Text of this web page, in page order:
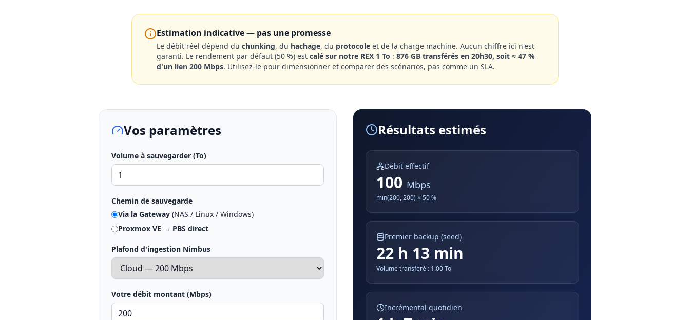
Estimation indicative — pas une promesse
Le débit réel dépend du chunking, du hachage, du protocole et de la charge machine. Aucun chiffre ici n'est
garanti. Le rendement par défaut (50 %) est calé sur notre REX 1 To : 876 GB transférés en 20h30, soit ≈ 47 %
d'un lien 200 Mbps. Utilisez-le pour dimensionner et comparer des scénarios, pas comme un SLA.
Vos paramètres
Volume à sauvegarder (To)
Chemin de sauvegarde
Via la Gateway (NAS / Linux / Windows)
Proxmox VE → PBS direct
Plafond d'ingestion Nimbus
Votre débit montant (Mbps)
Résultats estimés
Débit effectif
100 Mbps
min(200,200) × 50%
Premier backup (seed)
22 h 13 min
Volume transféré : 1.00To
Incrémental quotidien